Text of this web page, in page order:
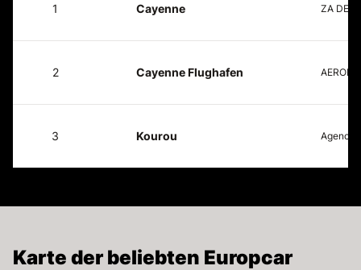
1 Cayenne ZA DE
2 Cayenne Flughafen
3 Kourou Agence
Karte der beliebten Europcar